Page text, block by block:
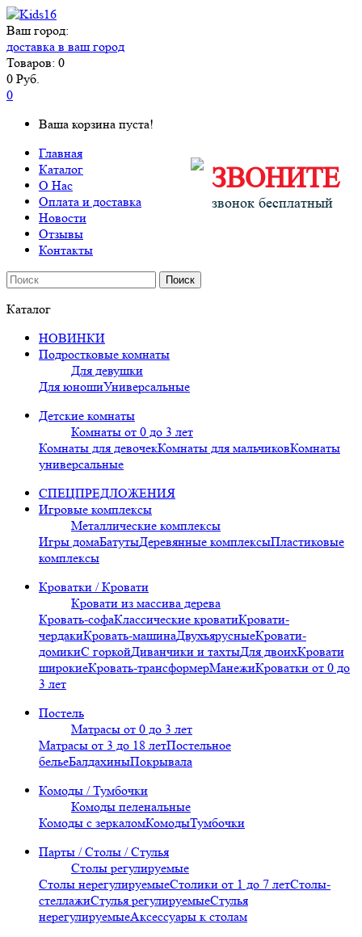
Ваш город:
доставка в ваш город
Товаров: 0
0 Руб.
0
Ваша корзина пуста!
ЗВОНИТЕ
звонок бесплатный
Главная
Каталог
О Нас
Оплата и доставка
Новости
Отзывы
Контакты
Поиск
Каталог
НОВИНКИ
Подростковые комнаты
Для девушки
Для юношиУниверсальные
Детские комнаты
Комнаты от 0 до 3 лет
Комнаты для девочекКомнаты для мальчиковКомнаты
универсальные
СПЕЦПРЕДЛОЖЕНИЯ
Игровые комплексы
Металлические комплексы
Игры домаБатутыДеревянные комплексыПластиковые
комплексы
Кроватки / Кровати
Кровати из массива дерева
Кровать-софаКлассические кроватиКровати-
чердакиКровать-машинаДвухъярусныеКровати-
домикиС горкойДиванчики и тахтыДля двоихКровати
широкиеКровать-трансформерМанежиКроватки от 0 до
3 лет
Постель
Матрасы от 0 до 3 лет
Матрасы от 3 до 18 летПостельное
бельеБалдахиныПокрывала
Комоды / Тумбочки
Комоды пеленальные
Комоды с зеркаломКомодыТумбочки
Парты / Столы / Стулья
Столы регулируемые
Столы нерегулируемыеСтолики от 1 до 7 летСтолы-
стеллажиСтулья регулируемыеСтулья
нерегулируемыеАксессуары к столам